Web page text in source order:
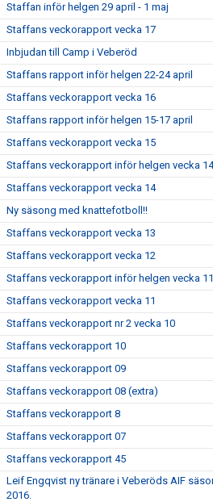
Staffan inför helgen 29 april - 1 maj
Staffans veckorapport vecka 17
Inbjudan till Camp i Veberöd
Staffans rapport inför helgen 22-24 april
Staffans veckorapport vecka 16
Staffans rapport inför helgen 15-17 april
Staffans veckorapport vecka 15
Staffans veckorapport inför helgen vecka 14
Staffans veckorapport vecka 14
Ny säsong med knattefotboll!!
Staffans veckorapport vecka 13
Staffans veckorapport vecka 12
Staffans veckorapport inför helgen vecka 11
Staffans veckorapport vecka 11
Staffans veckorapport nr 2 vecka 10
Staffans veckorapport 10
Staffans veckorapport 09
Staffans veckorapport 08 (extra)
Staffans veckorapport 8
Staffans veckorapport 07
Staffans veckorapport 45
Leif Engqvist ny tränare i Veberöds AIF
2016.